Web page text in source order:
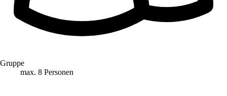
Gruppe
max. 8 Personen